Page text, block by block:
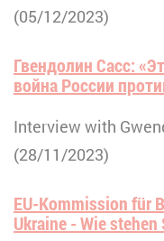
(05/12/2023)
Гвендолин Сасс:
война России
Interview with
(28/11/2023)
EU-Kommission für
Ukraine - Wie stehen